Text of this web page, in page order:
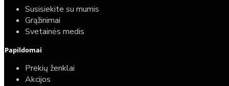
Susisiekite su mumis
Grąžinimai
Svetainės medis
Papildomai
Prekių ženklai
Akcijos